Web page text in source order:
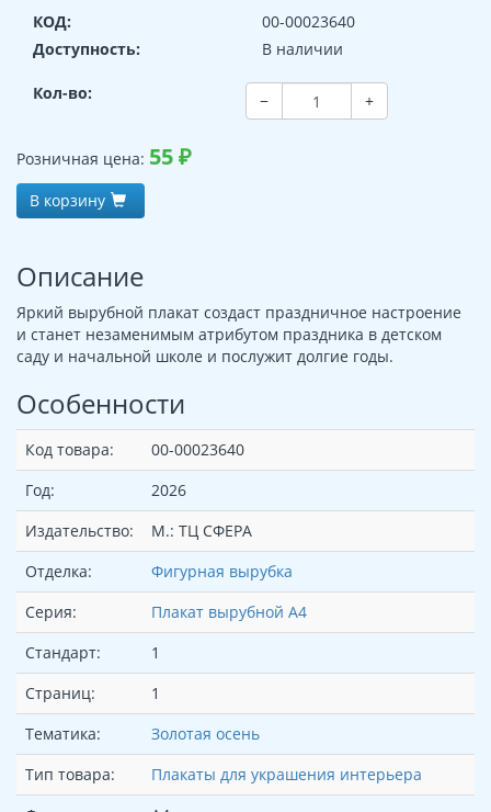
КОД:
00-00023640
Доступность:
В наличии
Кол-во: − +
Розничная цена: 55₽
В корзину
Описание
Яркий вырубной плакат создаст праздничное настроение
и станет незаменимым атрибутом праздника в детском
саду и начальной школе и послужит долгие годы.
Особенности
Код товара:
00-00023640
Год:
2026
Издательство:
М.: ТЦ СФЕРА
Отделка:
Фигурная вырубка
Серия:
Плакат вырубной А4
Стандарт:
1
Страниц:
1
Тематика:
Золотая осень
Тип товара:
Плакаты для украшения интерьера